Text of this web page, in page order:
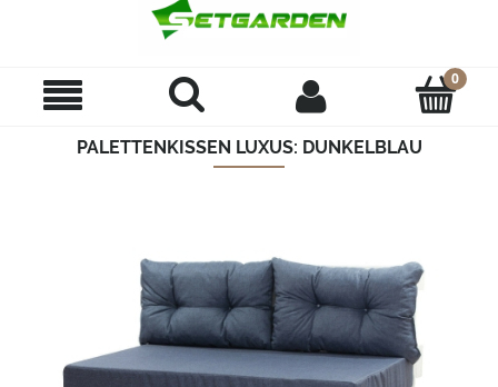
PALETTENKISSEN LUXUS: DUNKELBLAU